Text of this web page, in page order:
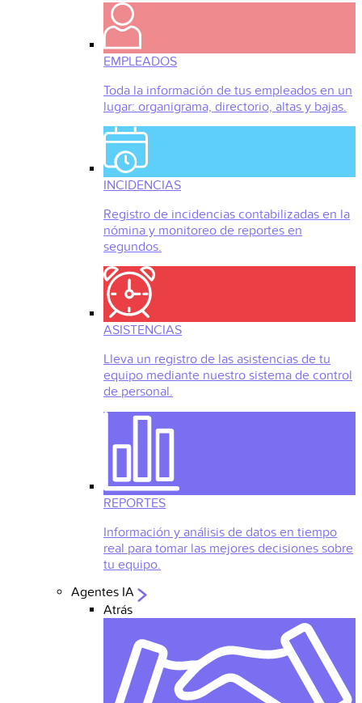
EMPLEADOS
Toda la información de tus empleados en un
lugar: organigrama, directorio, altas y bajas.
INCIDENCIAS
Registro de incidencias contabilizadas en la
nómina y monitoreo de reportes en
segundos.
ASISTENCIAS
Lleva un registro de las asistencias de tu
equipo mediante nuestro sistema de control
de personal.
REPORTES
Información y análisis de datos en tiempo
real para tomar las mejores decisiones sobre
tu equipo.
Agentes IA
Atrás